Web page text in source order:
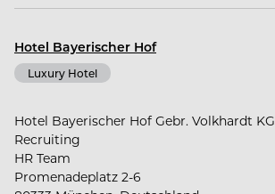
Hotel Bayerischer Hof
Luxury Hotel
Hotel Bayerischer Hof Gebr. Volkhardt KG
Recruiting
HR Team
Promenadeplatz 2-6